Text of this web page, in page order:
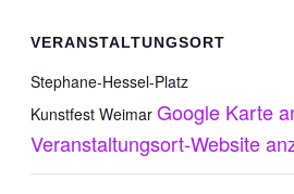
VERANSTALTUNGSORT
Stephane-Hessel-Platz
Kunstfest Weimar Google Karte
Veranstaltungsort-Website